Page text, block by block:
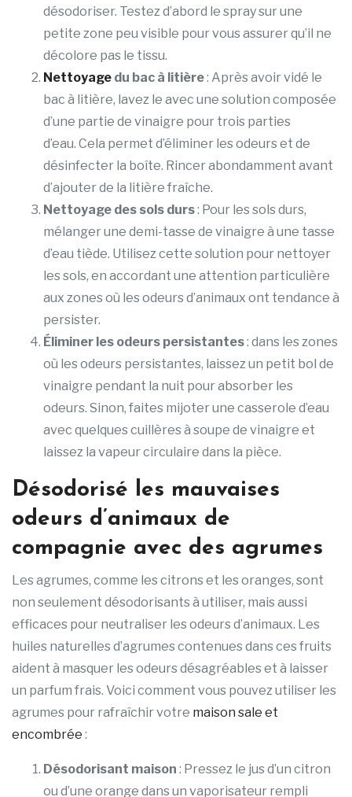
désodoriser. Testez d’abord le spray sur une
petite zone peu visible pour vous assurer qu’il ne
décolore pas le tissu.
Nettoyage du bac à litière: Après avoir vidé le
bac à litière, lavez le avec une solution composée
d’une partie de vinaigre pour trois parties
d’eau. Cela permet d’éliminer les odeurs et de
désinfecter la boîte. Rincer abondamment avant
d’ajouter de la litière fraîche.
Nettoyage des sols durs: Pour les sols durs,
mélanger une demi-tasse de vinaigre à une tasse
d’eau tiède. Utilisez cette solution pour nettoyer
les sols, en accordant une attention particulière
aux zones où les odeurs d’animaux ont tendance à
persister.
Éliminer les odeurs persistantes: dans les zones
où les odeurs persistantes, laissez un petit bol de
vinaigre pendant la nuit pour absorber les
odeurs. Sinon, faites mijoter une casserole d’eau
avec quelques cuillères à soupe de vinaigre et
laissez la vapeur circulaire dans la pièce.
Désodorisé les mauvaises
odeurs d’animaux de
compagnie avec des agrumes
Les agrumes, comme les citrons et les oranges, sont
non seulement désodorisants à utiliser, mais aussi
efficaces pour neutraliser les odeurs d’animaux. Les
huiles naturelles d’agrumes contenues dans ces fruits
aident à masquer les odeurs désagréables et à laisser
un parfum frais. Voici comment vous pouvez utiliser les
agrumes pour rafraîchir votre maison sale et
encombrée :
Désodorisant maison : Pressez le jus d’un citron
ou d’une orange dans un vaporisateur rempli